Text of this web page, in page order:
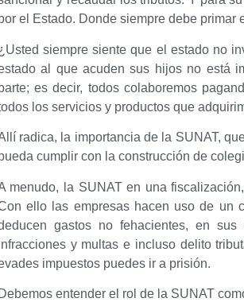
el Estado. Donde siempre debe primar
siempre siente que el estado no
al que acuden sus hijos no está
es decir, todos colaboremos
los servicios y productos que
radica, la importancia de la SUNAT,
cumplir con la construcción de
menudo, la SUNAT en una
ello las empresas hacen uso de un
gastos no fehacientes, en
y multas e incluso delito
impuestos puedes ir a prisión.
Debemos entender el rol de la SUNAT